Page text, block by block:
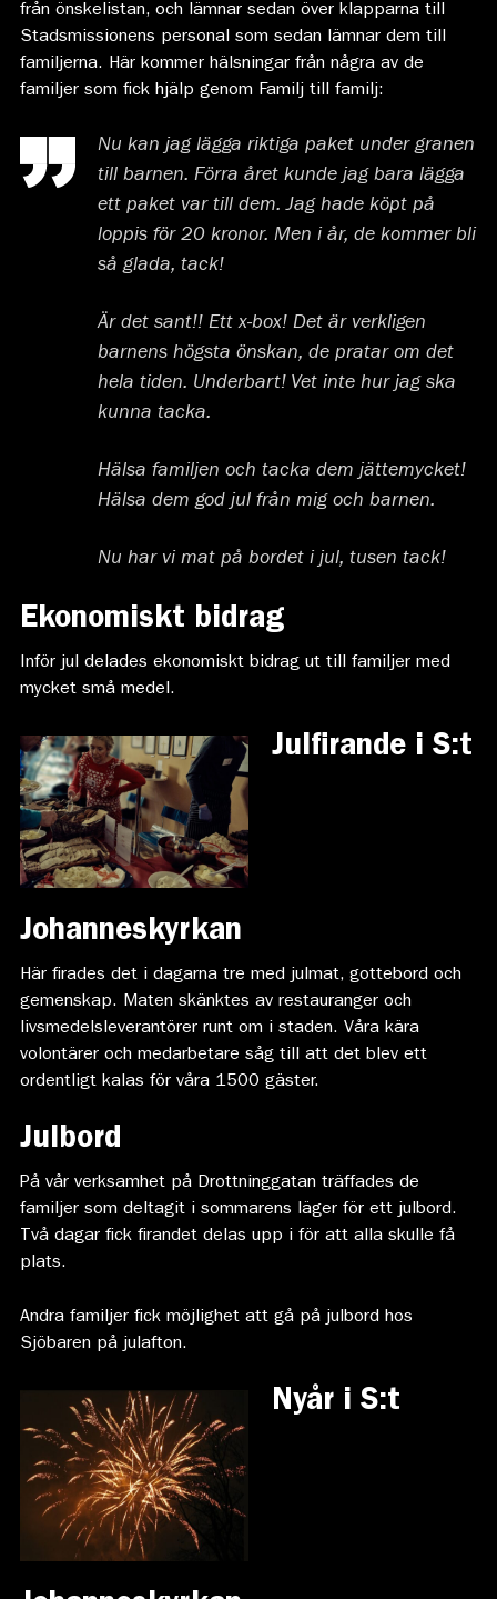
från önskelistan, och lämnar sedan över klapparna till
Stadsmissionens personal som sedan lämnar dem till
familjerna. Här kommer hälsningar från några av de
familjer som fick hjälp genom Familj till familj:
Nu kan jag lägga riktiga paket under granen
till barnen. Förra året kunde jag bara lägga
ett paket var till dem. Jag hade köpt på
loppis för 20 kronor. Men i år, de kommer bli
så glada, tack!
Är det sant!! Ett x-box! Det är verkligen
barnens högsta önskan, de pratar om det
hela tiden. Underbart! Vet inte hur jag ska
kunna tacka.
Hälsa familjen och tacka dem jättemycket!
Hälsa dem god jul från mig och barnen.
Nu har vi mat på bordet i jul, tusen tack!
Ekonomiskt bidrag
Inför jul delades ekonomiskt bidrag ut till familjer med
mycket små medel.
Julfirande i S:t
Johanneskyrkan
Här firades det i dagarna tre med julmat, gottebord och
gemenskap. Maten skänktes av restauranger och
livsmedelsleverantörer runt om i staden. Våra kära
volontärer och medarbetare såg till att det blev ett
ordentligt kalas för våra 1500 gäster.
Julbord
På vår verksamhet på Drottninggatan träffades de
familjer som deltagit i sommarens läger för ett julbord.
Två dagar fick firandet delas upp i för att alla skulle få
plats.
Andra familjer fick möjlighet att gå på julbord hos
Sjöbaren på julafton.
Nyår i S:t